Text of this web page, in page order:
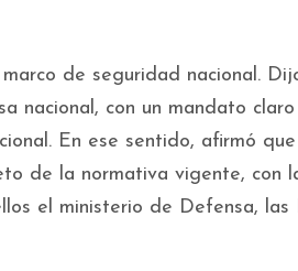
de seguridad nacional.
nacional, con un mandato
En ese sentido, afirmó
de la normativa vigente, con
el ministerio de Defensa, las